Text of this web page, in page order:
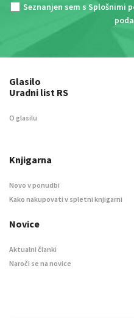
Seznanjen sem s Splošnimi
Glasilo
Uradni list RS
O glasilu
Knjigarna
Novo v ponudbi
Kako nakupovati v spletni knjigarni
Novice
Aktualni članki
Naroči se na novice